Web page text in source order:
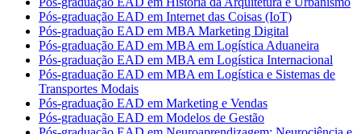
Pós-graduação EAD em Internet das Coisas (IoT)
Pós-graduação EAD em MBA Marketing Digital
Pós-graduação EAD em MBA em Logística Aduaneira
Pós-graduação EAD em MBA em Logística Internacional
Pós-graduação EAD em MBA em Logística e Sistemas de
Transportes Modais
Pós-graduação EAD em Marketing e Vendas
Pós-graduação EAD em Modelos de Gestão